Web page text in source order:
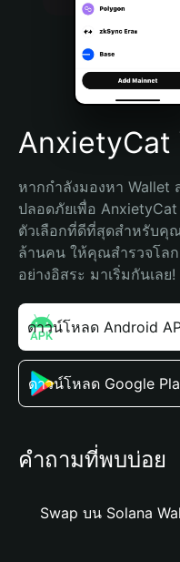
Português (Brasil)
Español (Argentina)
AnxietyCat
หากกำลังมองหา Wallet
ปลอดภัยเพื่อ
ตัวเลือกที่ดีที่สุดสำหรับคุ
ล้านคน ให้คุณสำรวจโล
อย่างอิสระ มาเริ่มกันเลย!
ดาวน์โหลด Android
ดาวน์โหลด Google
คำถามที่พบบ่อย
Swap บน Solana